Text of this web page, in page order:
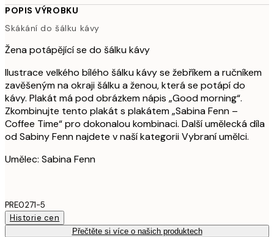
POPIS VÝROBKU
Skákání do šálku kávy
Žena potápějící se do šálku kávy
Ilustrace velkého bílého šálku kávy se žebříkem a ručníkem
zavěšeným na okraji šálku a ženou, která se potápí do
kávy. Plakát má pod obrázkem nápis „Good morning“.
Zkombinujte tento plakát s plakátem „Sabina Fenn –
Coffee Time“ pro dokonalou kombinaci. Další umělecká díla
od Sabiny Fenn najdete v naší kategorii Vybraní umělci.
Umělec: Sabina Fenn
PRE0271-5
Historie cen
Přečtěte si více o našich produktech